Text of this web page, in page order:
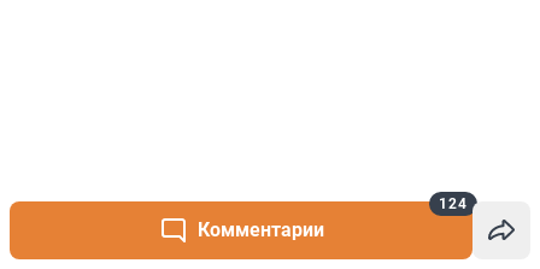
Комментарии
124